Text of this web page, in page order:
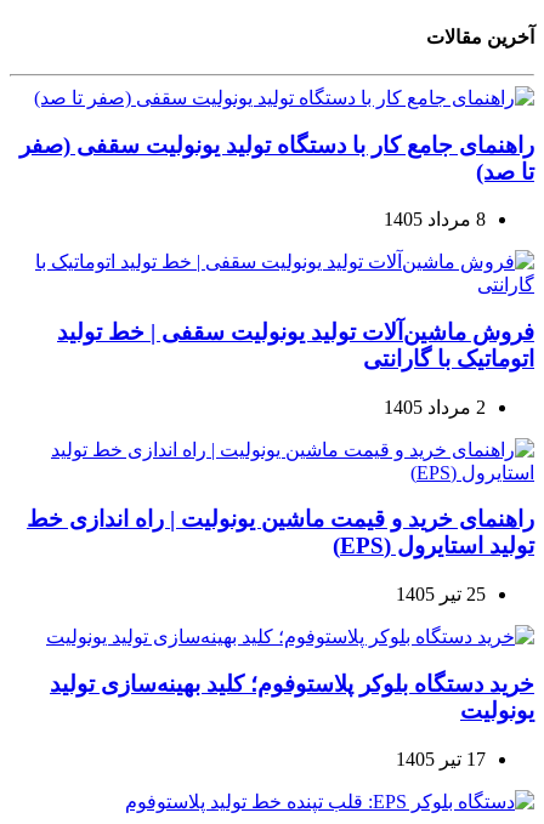
آخرین مقالات
راهنمای جامع کار با دستگاه تولید یونولیت سقفی (صفر
تا صد)
8 مرداد 1405
فروش ماشین‌آلات تولید یونولیت سقفی | خط تولید
اتوماتیک با گارانتی
2 مرداد 1405
راهنمای خرید و قیمت ماشین یونولیت | راه اندازی خط
تولید استایرول (EPS)
25 تیر 1405
خرید دستگاه بلوکر پلاستوفوم؛ کلید بهینه‌سازی تولید
یونولیت
17 تیر 1405